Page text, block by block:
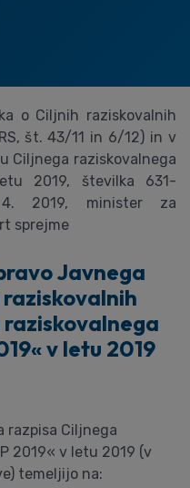
o Ciljnih raziskovalnih
št. 43/11 in 6/12) in v
Ciljnega raziskovalnega
2019, številka 631-
2019, minister za
sprejme
Javnega
v letu 2019
razpisa Ciljnega
2019« v letu 2019 (v
temeljijo na: